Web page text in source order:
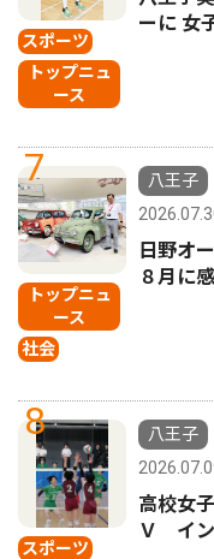
スポーツ
トップニュ
ース
ーに 女
7
トップニュ
ース
社会
八王子
日野オ
８月に
8
スポーツ
八王子
高校女
Ｖ イン